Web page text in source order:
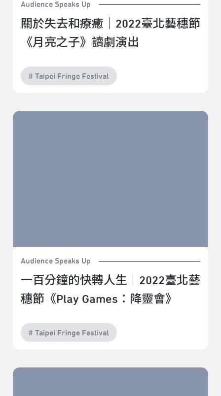
Audience Speaks Up
關於失去和療癒｜2022臺北藝穗節
《月亮之子》讀劇演出
# Taipei Fringe Festival
一百分鐘的快轉人生｜2022臺北藝穗節《Play Games：
Audience Speaks Up
一百分鐘的快轉人生｜2022臺北藝
穗節《Play Games：降靈會》
# Taipei Fringe Festival
是一個人，也不是一個人｜2022臺北藝穗節《課堂驚